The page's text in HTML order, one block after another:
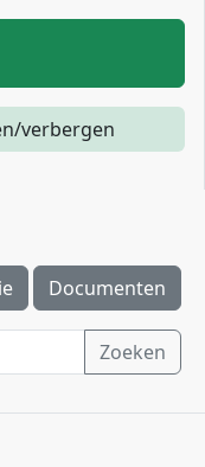
verbergen
Documenten
Zoeken